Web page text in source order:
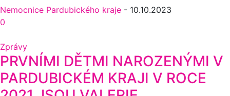
Nemocnice Pardubického kraje - 10.10.2023
0
Zprávy
PRVNÍMI DĚTMI NAROZENÝMI V
PARDUBICKÉM KRAJI V ROCE